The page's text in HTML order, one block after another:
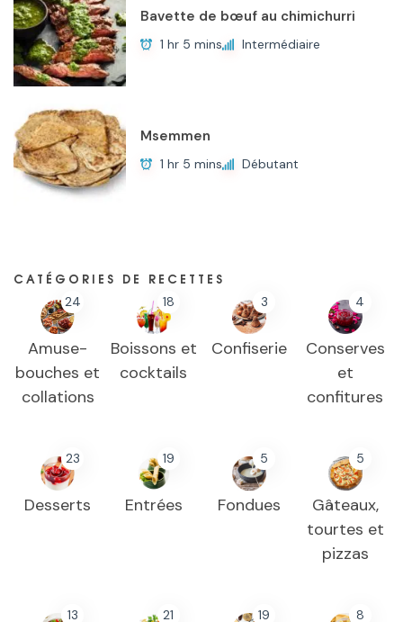
Bavette de bœuf au chimichurri
1 hr 5 mins Intermédiaire
Msemmen
1 hr 5 mins Débutant
CATÉGORIES DE RECETTES
24
Amuse-
bouches et
collations
18
Boissons et
cocktails
3
Confiserie
4
Conserves
et
confitures
23
Desserts
19
Entrées
5
Fondues
5
Gâteaux,
tourtes et
pizzas
13 21 19 8